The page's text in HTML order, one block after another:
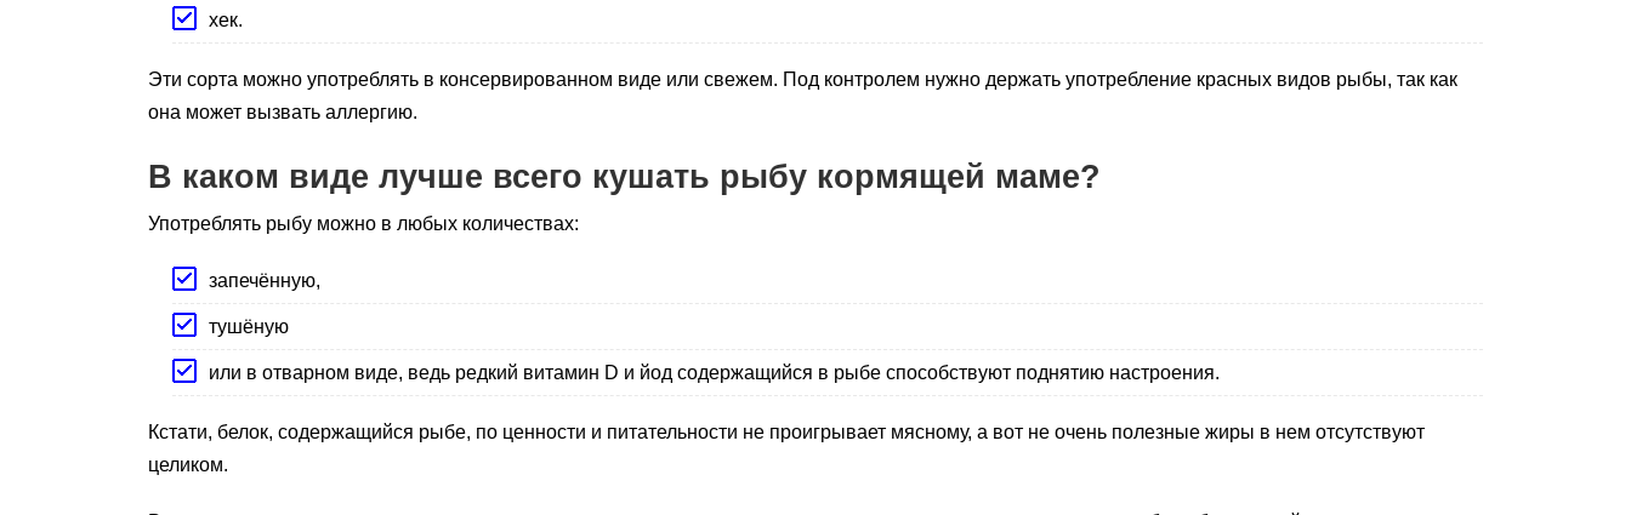
хек.
Эти сорта можно употреблять в консервированном виде или свежем. Под контролем нужно держать употребление красных видов рыбы, так как
она может вызвать аллергию.
В каком виде лучше всего кушать рыбу кормящей маме?
Употреблять рыбу можно в любых количествах:
запечённую,
тушёную
или в отварном виде, ведь редкий витамин D и йод содержащийся в рыбе способствуют поднятию настроения.
Кстати, белок, содержащийся рыбе, по ценности и питательности не проигрывает мясному, а вот не очень полезные жиры в нем отсутствуют
целиком.